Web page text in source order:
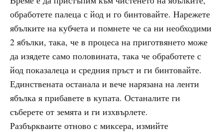
обработете палеца с йод и го бинтовайте. Нарежете
ябълките на кубчета и помнете че са ни необходими
2 ябълки, така, че в процеса на приготвянето може
да изядете само половината, така че обработете с
йод показалеца и средния пръст и ги бинтовайте.
Единствената останала и вече нарязана на ленти
ябълка я прибавете в купата. Останалите ги
съберете от земята и ги изхвърлете.
Разбъркваите отново с миксера, измийте